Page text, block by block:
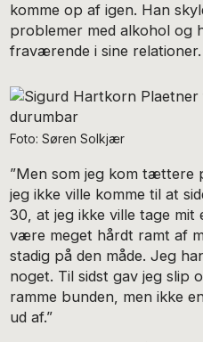
komme op af igen. Han
problemer med alkohol og
fraværende i sine relationer.
Foto: Søren Solkjær
”Men som jeg kom tættere
jeg ikke ville komme til at
30, at jeg ikke ville tage mit
være meget hårdt ramt af
stadig på den måde. Jeg
noget. Til sidst gav jeg slip
ramme bunden, men ikke
ud af.”